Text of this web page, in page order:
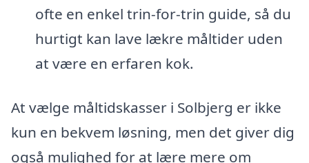
ofte en enkel trin-for-trin guide, så du
hurtigt kan lave lækre måltider uden
at være en erfaren kok.
At vælge måltidskasser i Solbjerg er ikke
kun en bekvem løsning, men det giver dig
også mulighed for at lære mere om